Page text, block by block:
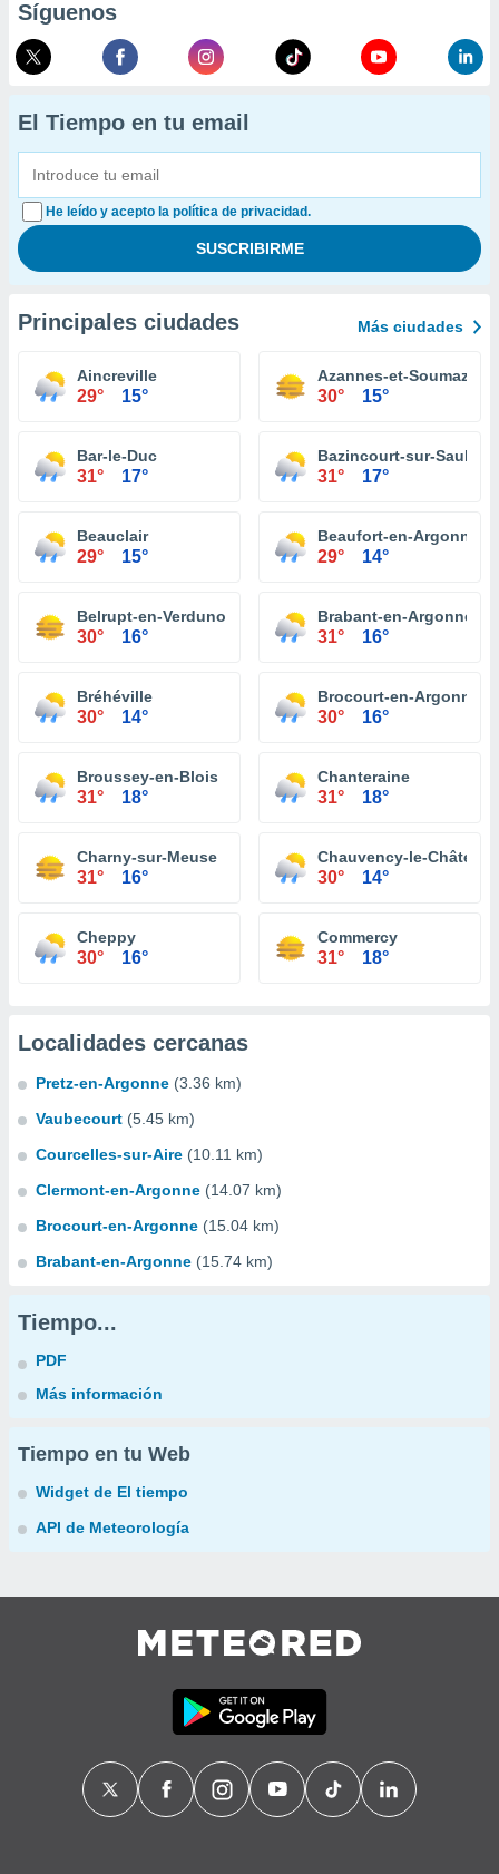
Síguenos
El Tiempo en tu email
He leído y acepto la política de privacidad.
Principales ciudades Más ciudades
Aincreville
29° 15°
Azannes-et-
30° 15°
Bar-le-Duc
31° 17°
Bazincourt-sur-Saulx
31° 17°
Beauclair
29° 15°
Beaufort-en-Argonne
29° 14°
Belrupt-en-Verdunois
30° 16°
Brabant-en-Argonne
31° 16°
Bréhéville
30° 14°
Brocourt-en-Argonne
30° 16°
Broussey-en-Blois
31° 18°
Chanteraine
31° 18°
Charny-sur-Meuse
31° 16°
Chauvency-le-Château
30° 14°
Cheppy
30° 16°
Commercy
31° 18°
Localidades cercanas
Pretz-en-Argonne (3.36 km)
Vaubecourt (5.45 km)
Courcelles-sur-Aire (10.11 km)
Clermont-en-Argonne (14.07 km)
Brocourt-en-Argonne (15.04 km)
Brabant-en-Argonne (15.74 km)
Tiempo...
PDF
Más información
Tiempo en tu Web
Widget de El tiempo
API de Meteorología